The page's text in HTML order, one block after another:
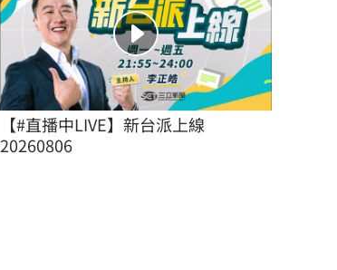
【#直播中LIVE】新台派上線
20260806